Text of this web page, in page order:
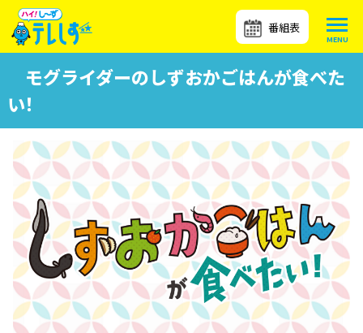
番組表
モグライダーのしずおかごはんが食べた
い！